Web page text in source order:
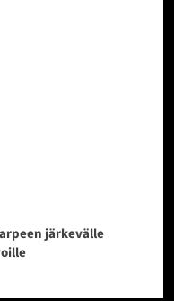
järkevälle